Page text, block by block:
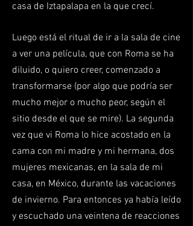
casa de Iztapalapa en la que crecí.
Luego está el ritual de ir a la sala de cine
a ver una película, que con Roma se ha
diluido, o quiero creer, comenzado a
transformarse (por algo que podría ser
mucho mejor o mucho peor, según el
sitio desde el que se mire). La segunda
vez que vi Roma lo hice acostado en la
cama con mi madre y mi hermana, dos
mujeres mexicanas, en la sala de mi
casa, en México, durante las vacaciones
de invierno. Para entonces ya había leído
y escuchado una veintena de reacciones